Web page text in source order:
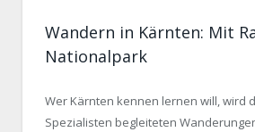
Wandern in Kärnten: Mit
Nationalpark
Wer Kärnten kennen lernen will, wird
Spezialisten begleiteten